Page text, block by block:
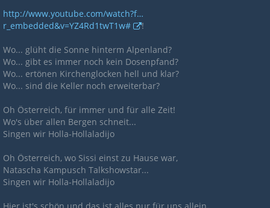
http://www.youtube.com/watch?f…
r_embedded&v=YZ4Rd1twT1w#
!
Wo... glüht die Sonne hinterm Alpenland?
Wo... gibt es immer noch kein Dosenpfand?
Wo... ertönen Kirchenglocken hell und klar?
Wo... sind die Keller noch erweiterbar?
Oh Österreich, für immer und für alle Zeit!
Wo's über allen Bergen schneit...
Singen wir Holla-Hollaladijo
Oh Österreich, wo Sissi einst zu Hause war,
Natascha Kampusch Talkshowstar...
Singen wir Holla-Hollaladijo